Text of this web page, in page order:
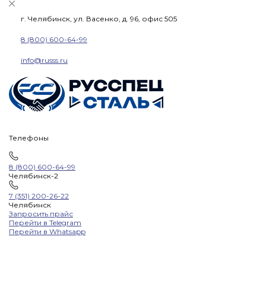
г. Челябинск, ул. Васенко, д. 96, офис 505
8 (800) 600-64-99
info@russs.ru
Телефоны
8 (800) 600-64-99
Челябинск-2
7 (351) 200-26-22
Челябинск
Запросить прайс
Перейти в Telegram
Перейти в Whatsapp